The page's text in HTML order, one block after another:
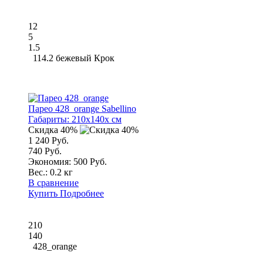
12
5
1.5
114.2 бежевый Крок
Парео 428_orange Sabellino
Габариты: 210x140x см
Скидка 40%
1 240 Руб.
740 Руб.
Экономия: 500 Руб.
Вес.: 0.2 кг
В сравнение
Купить Подробнее
210
140
428_orange